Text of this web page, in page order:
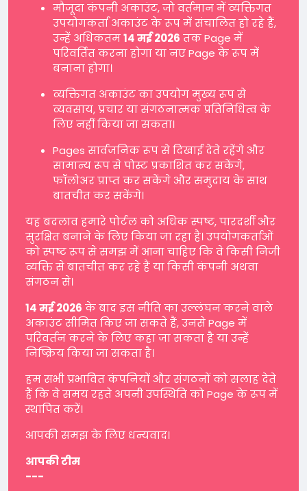
मौजूदा कंपनी अकाउंट, जो वर्तमान में व्यक्तिगत
उपयोगकर्ता अकाउंट के रूप में संचालित हो रहे हैं,
उन्हें अधिकतम14 मई 2026 तक Page में
परिवर्तित करना होगा या नए Page के रूप में
बनाना होगा।
व्यक्तिगत अकाउंट का उपयोग मुख्य रूप से
व्यवसाय, प्रचार या संगठनात्मक प्रतिनिधित्व के
लिए नहीं किया जा सकता।
Pages सार्वजनिक रूप से दिखाई देते रहेंगे और
सामान्य रूप से पोस्ट प्रकाशित कर सकेंगे,
फॉलोअर प्राप्त कर सकेंगे और समुदाय के साथ
बातचीत कर सकेंगे।
यह बदलाव हमारे पोर्टल को अधिक स्पष्ट, पारदर्शी और
सुरक्षित बनाने के लिए किया जा रहा है। उपयोगकर्ताओं
को स्पष्ट रूप से समझ में आना चाहिए कि वे किसी निजी
व्यक्ति से बातचीत कर रहे हैं या किसी कंपनी अथवा
संगठन से।
14 मई 2026 के बाद इस नीति का उल्लंघन करने वाले
अकाउंट सीमित किए जा सकते हैं, उनसे Page में
परिवर्तन करने के लिए कहा जा सकता है या उन्हें
निष्क्रिय किया जा सकता है।
हम सभी प्रभावित कंपनियों और संगठनों को सलाह देते
हैं कि वे समय रहते अपनी उपस्थिति को Page के रूप में
स्थापित करें।
आपकी समझ के लिए धन्यवाद।
आपकी टीम
---